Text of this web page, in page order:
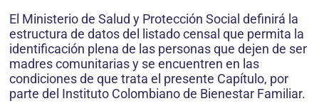
El Ministerio de Salud y Protección Social definirá la
estructura de datos del listado censal que permita la
identificación plena de las personas que dejen de ser
madres comunitarias y se encuentren en las
condiciones de que trata el presente Capítulo, por
parte del Instituto Colombiano de Bienestar Familiar.